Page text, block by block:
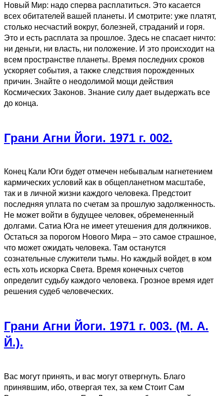
Новый Мир: надо сперва расплатиться. Это касается
всех обитателей вашей планеты. И смотрите: уже платят,
столько несчастий вокруг, болезней, страданий и горя.
Это и есть расплата за прошлое. Здесь не спасает ничто:
ни деньги, ни власть, ни положение. И это происходит на
всем пространстве планеты. Время последних сроков
ускоряет события, а также следствия порожденных
причин. Знайте о неодолимой мощи действия
Космических Законов. Знание силу дает выдержать все
до конца.
Грани Агни Йоги. 1971 г. 002.
Конец Кали Юги будет отмечен небывалым нагнетением
кармических условий как в общепланетном масштабе,
так и в личной жизни каждого человека. Предстоит
последняя уплата по счетам за прошлую задолженность.
Не может войти в будущее человек, обремененный
долгами. Сатиа Юга не имеет утешения для должников.
Остаться за порогом Нового Мира – это самое страшное,
что может ожидать человека. Там останутся
сознательные служители тьмы. Но каждый войдет, в ком
есть хоть искорка Света. Время конечных счетов
определит судьбу каждого человека. Грозное время идет
решения судеб человеческих.
Грани Агни Йоги. 1971 г. 003. (М. А.
Й.).
Вас могут принять, и вас могут отвергнуть. Благо
принявшим, ибо, отвергая тех, за кем Стоит Сам